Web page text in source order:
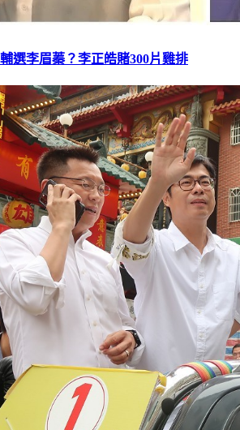
選李眉蓁？李正皓賭300片雞排